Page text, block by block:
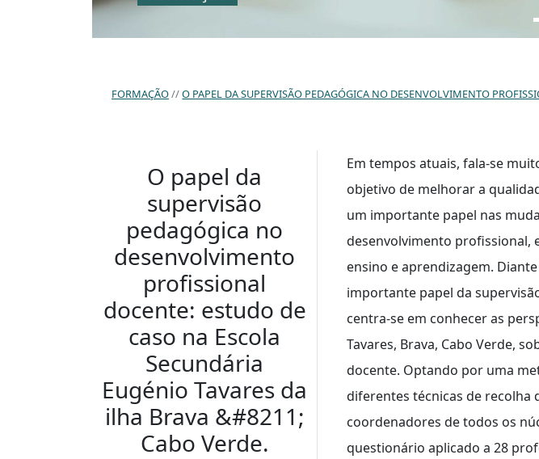
FORMAÇÃO O PAPEL DA SUPERVISÃO PEDAGÓGICA NO DESENVOLVIMENTO PROFISSIONAL
O papel da
supervisão
pedagógica no
desenvolvimento
profissional
docente: estudo de
caso na Escola
Secundária
Eugénio Tavares da
ilha Brava &#8211;
Cabo Verde.
Em tempos atuais, fala-se
objetivo de melhorar a
um importante papel nas
desenvolvimento profissional,
ensino e aprendizagem.
importante papel da
centra-se em conhecer as
Tavares, Brava, Cabo Verde,
docente. Optando por uma
diferentes técnicas de recolha
coordenadores de todos os
questionário aplicado a 28